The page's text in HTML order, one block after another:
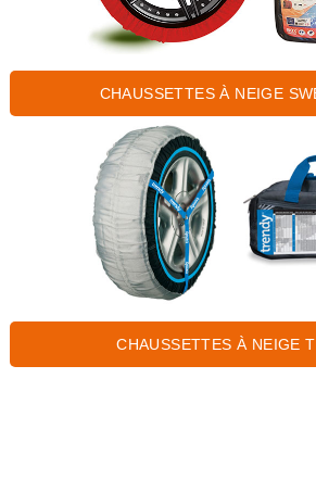
CHAUSSETTES À NEIGE
CHAUSSETTES À NEIGE